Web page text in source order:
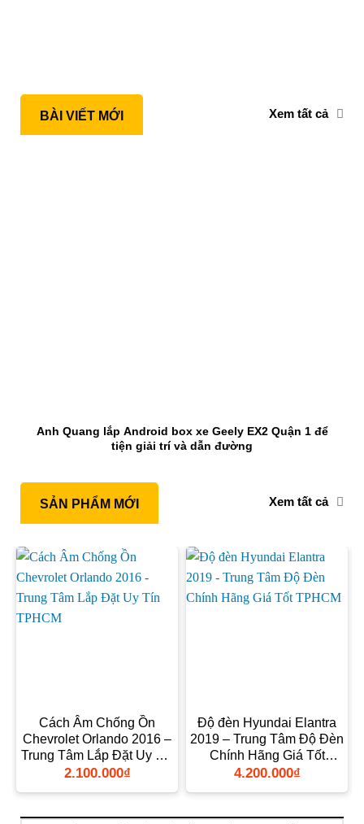
BÀI VIẾT MỚI Xem tất cả
Anh Quang lắp Android box xe Geely EX2 Quận 1 để
tiện giải trí và dẫn đường
SẢN PHẨM MỚI Xem tất cả
Cách Âm Chống Ồn
Chevrolet Orlando 2016 –
Trung Tâm Lắp Đặt Uy Tín
TPHCM
2.100.000₫
Độ đèn Hyundai Elantra
2019 – Trung Tâm Độ Đèn
Chính Hãng Giá Tốt
TPHCM
4.200.000₫